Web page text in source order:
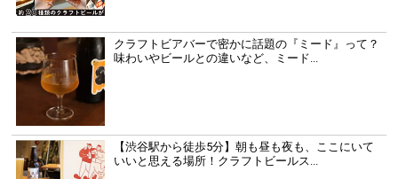
クラフトビアバーで密かに話題の『ミード』って？
味わいやビールとの違いなど、ミード...
【渋谷駅から徒歩5分】朝も昼も夜も、ここにいて
いいと思える場所！クラフトビールス...